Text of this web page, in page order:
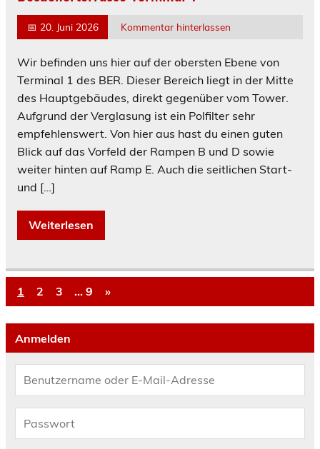
📅 20. Juni 2026 Kommentar hinterlassen
Wir befinden uns hier auf der obersten Ebene von
Terminal 1 des BER. Dieser Bereich liegt in der Mitte
des Hauptgebäudes, direkt gegenüber vom Tower.
Aufgrund der Verglasung ist ein Polfilter sehr
empfehlenswert. Von hier aus hast du einen guten
Blick auf das Vorfeld der Rampen B und D sowie
weiter hinten auf Ramp E. Auch die seitlichen Start-
und […]
Weiterlesen
1 2 3 … 9 »
Anmelden